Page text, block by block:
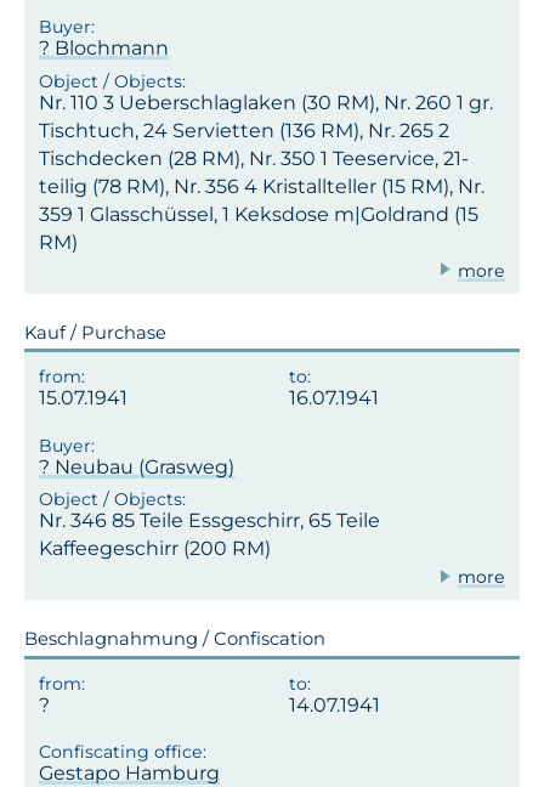
? Blochmann
Nr. 110 3 Ueberschlaglaken (30 RM), Nr. 260 1 gr.
Tischtuch, 24 Servietten (136 RM), Nr. 265 2
Tischdecken (28 RM), Nr. 350 1 Teeservice, 21-
teilig (78 RM), Nr. 356 4 Kristallteller (15 RM), Nr.
359 1 Glasschüssel, 1 Keksdose m|Goldrand (15
RM)
more
Kauf / Purchase
15.07.1941 16.07.1941
? Neubau (Grasweg)
Nr. 346 85 Teile Essgeschirr, 65 Teile
Kaffeegeschirr (200 RM)
more
Beschlagnahmung / Confiscation
14.07.1941
Gestapo Hamburg